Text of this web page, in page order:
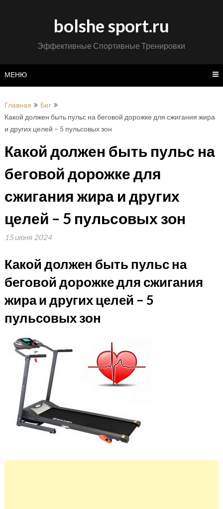
bolshe sport.ru
Эффективные Спортивные Тренировки
МЕНЮ
Главная
Бег
Какой должен быть пульс на беговой дорожке для сжигания жира
и других целей – 5 пульсовых зон
Какой должен быть пульс на
беговой дорожке для
сжигания жира и других
целей – 5 пульсовых зон
15 июня 2024
Какой должен быть пульс на
беговой дорожке для сжигания
жира и других целей – 5
пульсовых зон